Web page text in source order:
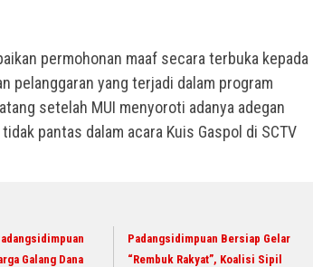
permohonan maaf secara terbuka kepada
pelanggaran yang terjadi dalam program
setelah MUI menyoroti adanya adegan
pantas dalam acara Kuis Gaspol di SCTV
Galang Dana
Padangsidimpuan Bersiap Gelar
“Rembuk Rakyat”, Koalisi Sipil